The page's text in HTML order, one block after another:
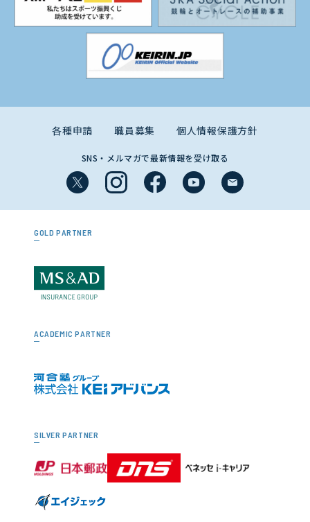
各種申請 職員募集 個人情報保護方針
SNS・メルマガで最新情報を受け取る
GOLD PARTNER
ACADEMIC PARTNER
SILVER PARTNER